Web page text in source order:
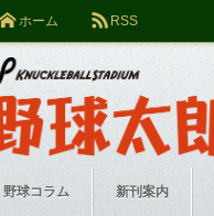
ホーム RSS
野球コラム 新刊案内